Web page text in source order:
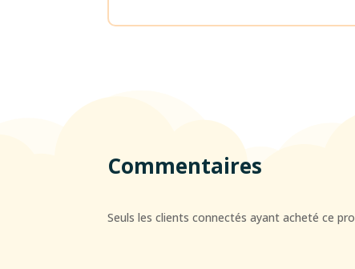
Commentaires
Seuls les clients connectés ayant acheté ce